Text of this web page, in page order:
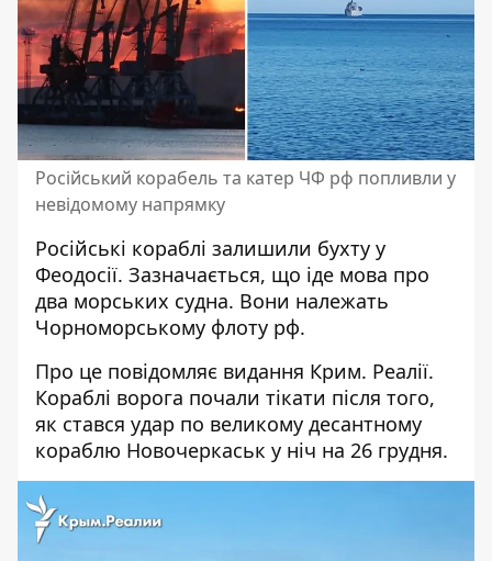
Російський корабель та катер ЧФ рф попливли у
невідомому напрямку
Російські кораблі залишили бухту у
Феодосії. Зазначається, що іде мова про
два морських судна. Вони належать
Чорноморському флоту рф.
Про це повідомляє видання Крим. Реалії.
Кораблі ворога почали тікати після того,
як стався удар по великому десантному
кораблю Новочеркаськ у ніч на 26 грудня.